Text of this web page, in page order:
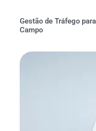
Gestão de Tráfego
Campo